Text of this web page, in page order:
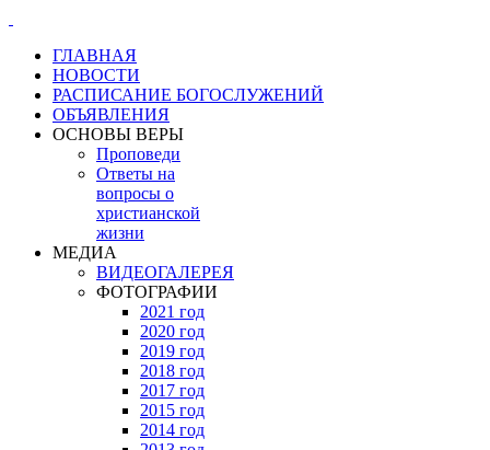
ГЛАВНАЯ
НОВОСТИ
РАСПИСАНИЕ БОГОСЛУЖЕНИЙ
ОБЪЯВЛЕНИЯ
ОСНОВЫ ВЕРЫ
Проповеди
Ответы на
вопросы о
христианской
жизни
МЕДИА
ВИДЕОГАЛЕРЕЯ
ФОТОГРАФИИ
2021 год
2020 год
2019 год
2018 год
2017 год
2015 год
2014 год